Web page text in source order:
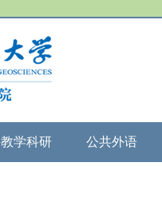
教学科研 公共外语